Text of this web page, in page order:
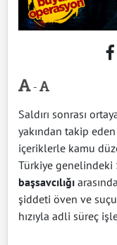
-
Saldırı sonrası
yakından takip
içeriklerle kamu
Türkiye genelindeki
başsavcılığı
şiddeti öven ve
hızıyla adli süreç